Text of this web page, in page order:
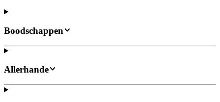
Boodschappen
Allerhande